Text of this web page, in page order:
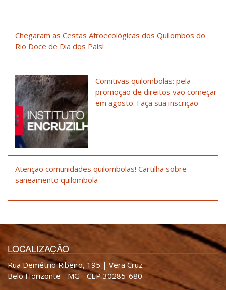
Chegaram as Cestas Afroecológicas dos Quilombos do
Rio Doce de Dia dos Pais!
Comitivas quilombolas: pela
promoção de direitos vão começar
em agosto. Faça sua inscrição
Atenção comunidades quilombolas! Cartilha sobre
saneamento quilombola
LOCALIZAÇÃO
Rua Demétrio Ribeiro, 195 | Vera Cruz
Belo Horizonte - MG - CEP 30285-680